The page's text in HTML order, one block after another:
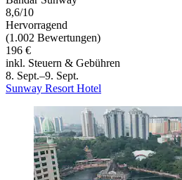
8,6/10
Hervorragend
(1.002 Bewertungen)
196 €
inkl. Steuern & Gebühren
8. Sept.–9. Sept.
Sunway Resort Hotel